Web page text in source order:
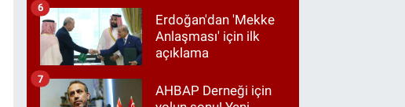
Erdoğan'dan 'Mekke
Anlaşması' için ilk
açıklama
6
AHBAP Derneği için
7